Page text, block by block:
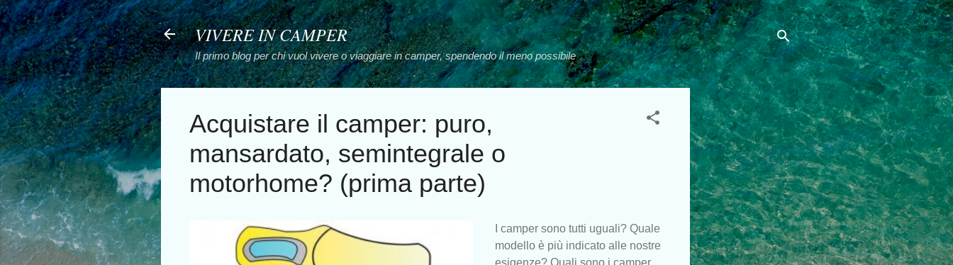
Passa ai contenuti principali
VIVERE IN CAMPER
Il primo blog per chi vuol vivere o viaggiare in camper, spendendo il meno possibile
Acquistare il camper: puro,
mansardato, semintegrale o
motorhome? (prima parte)
I camper sono tutti uguali? Quale
modello è più indicato alle nostre
esigenze? Quali sono i camper